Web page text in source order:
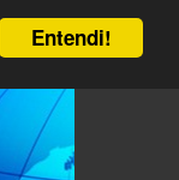
Entendi!